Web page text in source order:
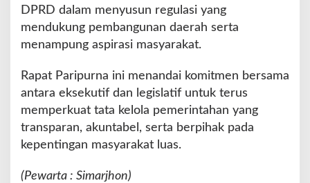
DPRD dalam menyusun regulasi yang
mendukung pembangunan daerah serta
menampung aspirasi masyarakat.
Rapat Paripurna ini menandai komitmen bersama
antara eksekutif dan legislatif untuk terus
memperkuat tata kelola pemerintahan yang
transparan, akuntabel, serta berpihak pada
kepentingan masyarakat luas.
(Pewarta : Simarjhon)